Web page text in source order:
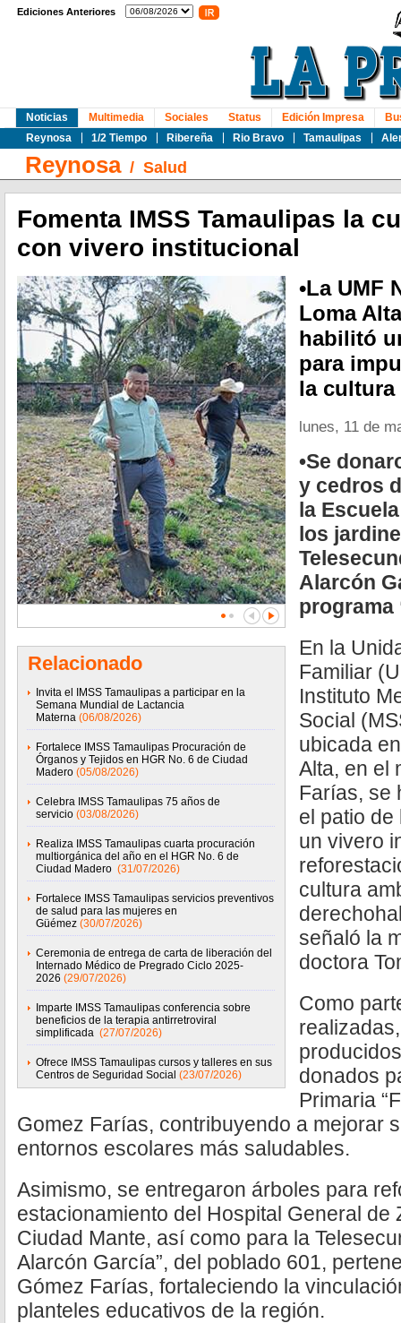
Ediciones Anteriores
Noticias
Reynosa
1/2 Tiempo Ribereña Rio Bravo Tamaulipas
Multimedia Sociales Status Edición Impresa
Reynosa/ Salud
Fomenta IMSS Tamaulipas la
con vivero institucional
Relacionado
Invita el IMSS Tamaulipas a participar en la
Semana Mundial de Lactancia
Materna (06/08/2026)
Fortalece IMSS Tamaulipas Procuración de
Órganos y Tejidos en HGR No. 6 de Ciudad
Madero (05/08/2026)
Celebra IMSS Tamaulipas 75 años de
servicio (03/08/2026)
Realiza IMSS Tamaulipas cuarta procuración
multiorgánica del año en el HGR No. 6 de
Ciudad Madero (31/07/2026)
Fortalece IMSS Tamaulipas servicios preventivos
de salud para las mujeres en
Güémez (30/07/2026)
Ceremonia de entrega de carta de liberación del
Internado Médico de Pregrado Ciclo 2025-
2026 (29/07/2026)
Imparte IMSS Tamaulipas conferencia sobre
beneficios de la terapia antirretroviral
simplificada (27/07/2026)
Ofrece IMSS Tamaulipas cursos y talleres en sus
Centros de Seguridad Social (23/07/2026)
•La UMF
Loma
habilitó
para
la cultura
lunes, 11 de
•Se
y cedros
la
los
Alarcón
programa
En la
Familiar
Instituto
Social
ubicada
Alta, en el
Farías, se
el patio
un vivero
cultura
señaló la
doctora
Como
donados
Primaria
Gomez Farías, contribuyendo a mejorar
entornos escolares más saludables.
Asimismo, se entregaron árboles para
estacionamiento del Hospital General de
Ciudad Mante, así como para la
Alarcón García”, del poblado 601,
Gómez Farías, fortaleciendo la
planteles educativos de la región.